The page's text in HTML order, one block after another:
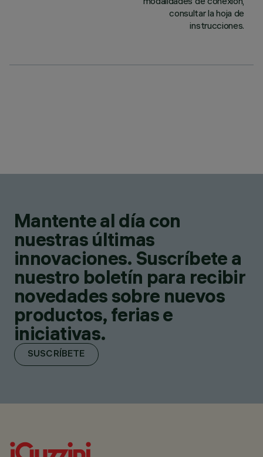
consultar la hoja de
instrucciones.
Mantente al día con
nuestras últimas
innovaciones. Suscríbete a
nuestro boletín para recibir
novedades sobre nuevos
productos, ferias e
iniciativas.
SUSCRÍBETE